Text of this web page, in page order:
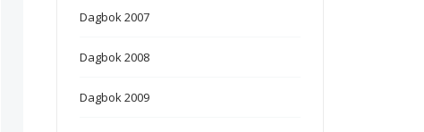
Dagbok 2007
Dagbok 2008
Dagbok 2009